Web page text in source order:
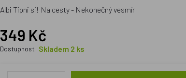
Albi Tipni si! Na cesty - Nekonečný vesmír
349 Kč
Dostupnost: Skladem 2 ks